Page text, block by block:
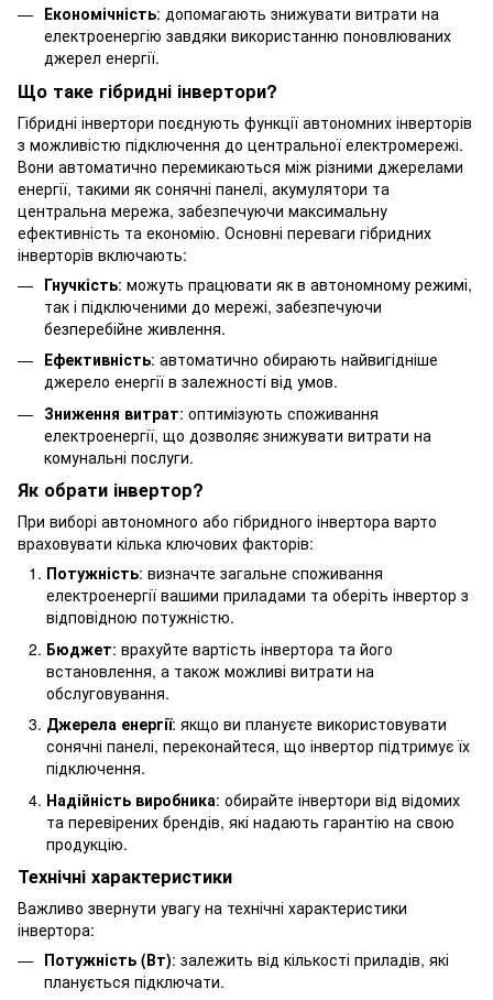
Економічність: допомагають знижувати витрати на
електроенергію завдяки використанню поновлюваних
джерел енергії.
Що таке гібридні інвертори?
Гібридні інвертори поєднують функції автономних інверторів
з можливістю підключення до центральної електромережі.
Вони автоматично перемикаються між різними джерелами
енергії, такими як сонячні панелі, акумулятори та
центральна мережа, забезпечуючи максимальну
ефективність та економію. Основні переваги гібридних
інверторів включають:
Гнучкість: можуть працювати як в автономному режимі,
так і підключеними до мережі, забезпечуючи
безперебійне живлення.
Ефективність: автоматично обирають найвигідніше
джерело енергії в залежності від умов.
Зниження витрат: оптимізують споживання
електроенергії, що дозволяє знижувати витрати на
комунальні послуги.
Як обрати інвертор?
При виборі автономного або гібридного інвертора варто
враховувати кілька ключових факторів:
Потужність: визначте загальне споживання
електроенергії вашими приладами та оберіть інвертор з
відповідною потужністю.
Бюджет: врахуйте вартість інвертора та його
встановлення, а також можливі витрати на
обслуговування.
Джерела енергії: якщо ви плануєте використовувати
сонячні панелі, переконайтеся, що інвертор підтримує їх
підключення.
Надійність виробника: обирайте інвертори від відомих
та перевірених брендів, які надають гарантію на свою
продукцію.
Технічні характеристики
Важливо звернути увагу на технічні характеристики
інвертора:
Потужність (Вт): залежить від кількості приладів, які
планується підключати.